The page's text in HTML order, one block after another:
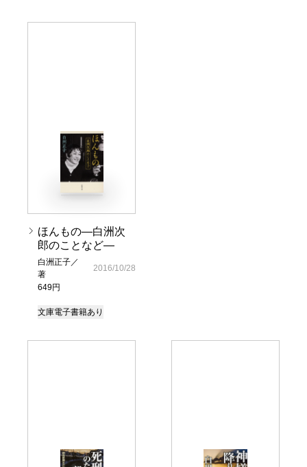
ほんもの―白洲次
郎のことなど―
白洲正子／
著
649円
2016/10/28
文庫電子書籍あり